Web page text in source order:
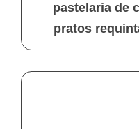
pastelaria de
pratos